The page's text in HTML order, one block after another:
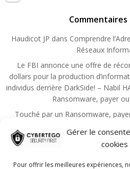
Gérer le
cookies
Pour offrir les meilleures expériences,
Haudicot JP dans Comprendre
Réseaux
Le FBI annonce une offre de
dollars pour la production
individus derrière DarkSide! – Nabil
Ransomware, payer
Touché par un Ransomware,
sécurité
sécurité de